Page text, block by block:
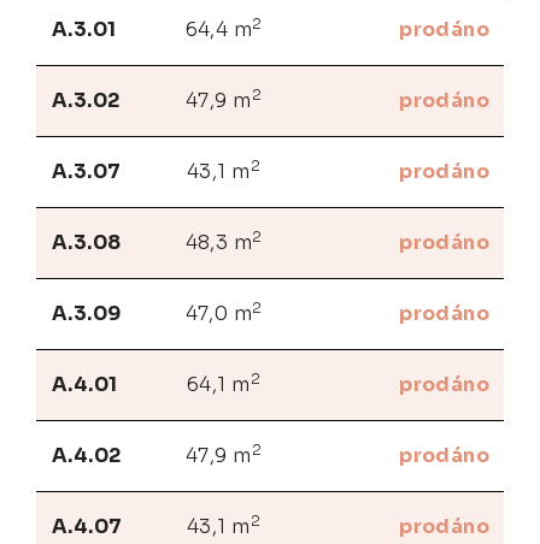
A.3.01 64,4 m2 prodáno
A.3.02 47,9 m 2 prodáno
A.3.07 43,1 m 2 prodáno
A.3.08 48,3 m2 prodáno
A.3.09 47,0 m2 prodáno
A.4.01 64,1 m 2 prodáno
A.4.02 47,9 m 2 prodáno
A.4.07 43,1 m 2 prodáno